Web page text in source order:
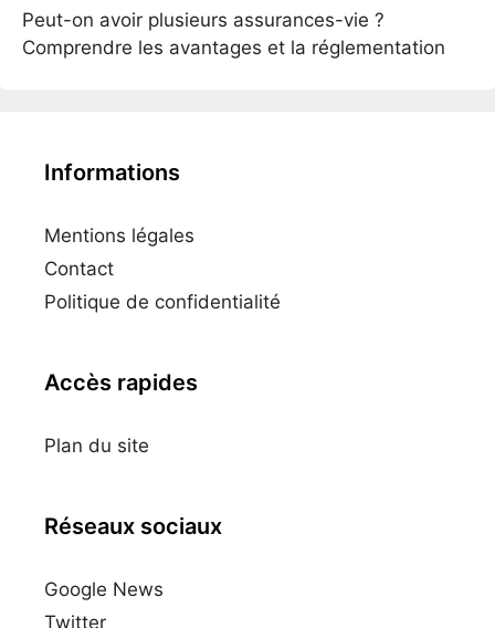
Peut-on avoir plusieurs assurances-vie ?
Comprendre les avantages et la réglementation
Informations
Mentions légales
Contact
Politique de confidentialité
Accès rapides
Plan du site
Réseaux sociaux
Google News
Twitter